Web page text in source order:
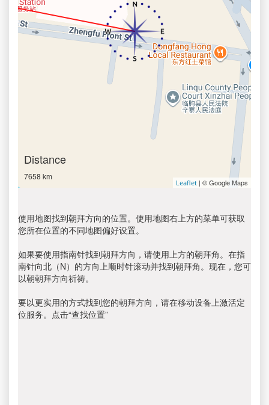
Distance
7658 km
Leaflet | © Google Maps
使用地图找到朝拜方向的位置。使用地图右上方的菜单可获取
您所在位置的不同地图偏好设置。
如果要使用指南针找到朝拜方向，请使用上方的朝拜角。在指
南针向北（N）的方向上顺时针滚动并找到朝拜角。现在，您可
以朝朝拜方向祈祷。
要以更实用的方式找到您的朝拜方向，请在移动设备上激活定
位服务。点击“查找位置”